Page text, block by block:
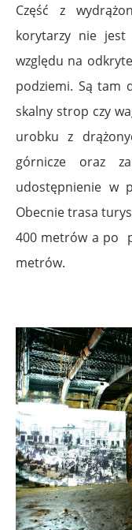
Część z
korytarzy nie jest
względu na
podziemi. Są tam
skalny strop czy
urobku z
górnicze oraz
udostępnienie w
Obecnie trasa
400 metrów a po
metrów.